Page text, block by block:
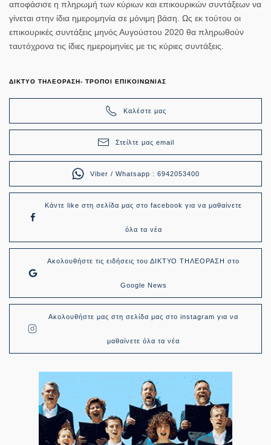
αποφάσισε η πληρωμή των κύριων και επικουρικών συντάξεων να
γίνεται στην ίδια ημερομηνία σε μόνιμη βάση. Ως εκ τούτου οι
επικουρικές συντάξεις μηνός Αυγούστου 2020 θα πληρωθούν
ταυτόχρονα τις ίδιες ημερομηνίες με τις κύριες συντάξεις.
ΔΙΚΤΥΟ ΤΗΛΕΟΡΑΣΗ- ΤΡΟΠΟΙ ΕΠΙΚΟΙΝΩΝΙΑΣ
Καλέστε μας
Στείλτε μας email
Viber / Whatsapp : 6942053400
Κάντε like στη σελίδα μας στο facebook για να μαθαίνετε
όλα τα νέα
Ακολουθήστε τις ειδήσεις του ΔΙΚΤΥΟ ΤΗΛΕΟΡΑΣΗ στο
Google News
Ακολουθήστε μας στη σελίδα μας στο instagram για να
μαθαίνετε όλα τα νέα